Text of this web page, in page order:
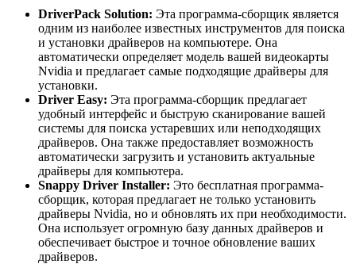
DriverPack Solution: Эта программа-сборщик является
одним из наиболее известных инструментов для поиска
и установки драйверов на компьютере. Она
автоматически определяет модель вашей видеокарты
Nvidia и предлагает самые подходящие драйверы для
установки.
Driver Easy: Эта программа-сборщик предлагает
удобный интерфейс и быструю сканирование вашей
системы для поиска устаревших или неподходящих
драйверов. Она также предоставляет возможность
автоматически загрузить и установить актуальные
драйверы для компьютера.
Snappy Driver Installer: Это бесплатная программа-
сборщик, которая предлагает не только установить
драйверы Nvidia, но и обновлять их при необходимости.
Она использует огромную базу данных драйверов и
обеспечивает быстрое и точное обновление ваших
драйверов.